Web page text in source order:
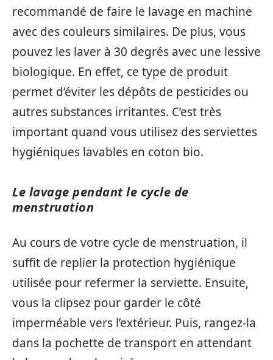
recommandé de faire le lavage en machine
avec des couleurs similaires. De plus, vous
pouvez les laver à 30 degrés avec une lessive
biologique. En effet, ce type de produit
permet d’éviter les dépôts de pesticides ou
autres substances irritantes. C’est très
important quand vous utilisez des serviettes
hygiéniques lavables en coton bio.
Le lavage pendant le cycle de
menstruation
Au cours de votre cycle de menstruation, il
suffit de replier la protection hygiénique
utilisée pour refermer la serviette. Ensuite,
vous la clipsez pour garder le côté
imperméable vers l’extérieur. Puis, rangez-la
dans la pochette de transport en attendant